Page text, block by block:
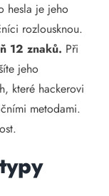
hesla je jeho
rozlousknou.
12 znaků. Při
jeho
které hackerovi
metodami.